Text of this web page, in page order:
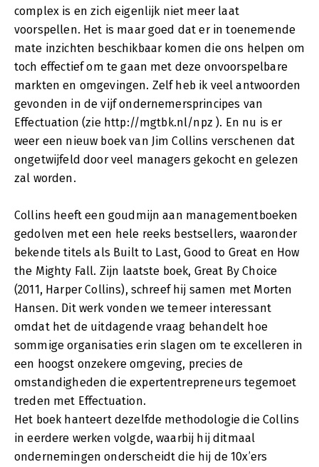
complex is en zich eigenlijk niet meer laat
voorspellen. Het is maar goed dat er in toenemende
mate inzichten beschikbaar komen die ons helpen om
toch effectief om te gaan met deze onvoorspelbare
markten en omgevingen. Zelf heb ik veel antwoorden
gevonden in de vijf ondernemersprincipes van
Effectuation (zie http://mgtbk.nl/npz ). En nu is er
weer een nieuw boek van Jim Collins verschenen dat
ongetwijfeld door veel managers gekocht en gelezen
zal worden.
Collins heeft een goudmijn aan managementboeken
gedolven met een hele reeks bestsellers, waaronder
bekende titels als Built to Last, Good to Great en How
the Mighty Fall. Zijn laatste boek, Great By Choice
(2011, Harper Collins), schreef hij samen met Morten
Hansen. Dit werk vonden we temeer interessant
omdat het de uitdagende vraag behandelt hoe
sommige organisaties erin slagen om te excelleren in
een hoogst onzekere omgeving, precies de
omstandigheden die expertentrepreneurs tegemoet
treden met Effectuation.
Het boek hanteert dezelfde methodologie die Collins
in eerdere werken volgde, waarbij hij ditmaal
ondernemingen onderscheidt die hij de 10x’ers